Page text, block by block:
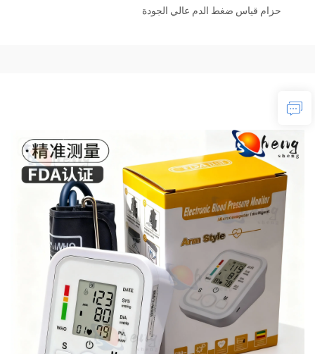
حزام قياس ضغط الدم عالي الجودة